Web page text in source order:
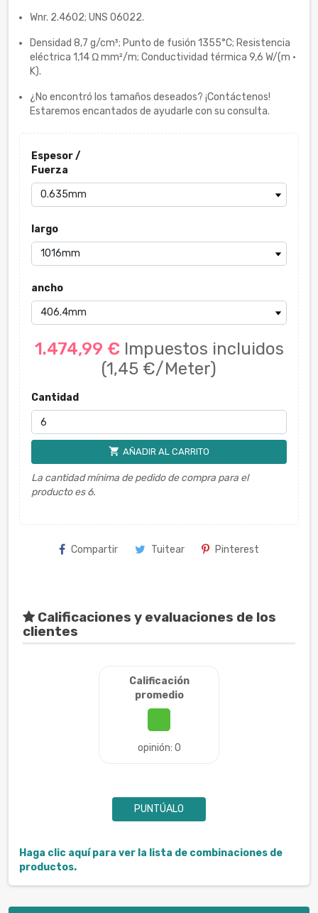
Wnr. 2.4602; UNS 06022.
Densidad 8,7 g/cm³; Punto de fusión 1355°C; Resistencia
eléctrica 1,14 Ω mm²/m; Conductividad térmica 9,6 W/(m ·
K).
¿No encontró los tamaños deseados? ¡Contáctenos!
Estaremos encantados de ayudarle con su consulta.
Espesor /
Fuerza
largo
ancho
1.474,99 € Impuestos incluidos
(1,45 €/Meter)
Cantidad
shopping_cart AÑADIR AL CARRITO
La cantidad mínima de pedido de compra para el
producto es 6.
Compartir Tuitear Pinterest
Calificaciones y evaluaciones de los
clientes
Calificación
promedio
opinión: 0
PUNTÚALO
Haga clic aquí para ver la lista de combinaciones de
productos.